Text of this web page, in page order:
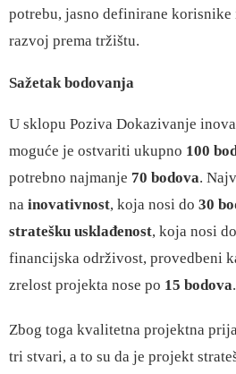
potrebu, jasno definirane
razvoj prema tržištu.
Sažetak bodovanja
U sklopu Poziva Dokazivanje
moguće je ostvariti ukupno 100
potrebno najmanje 70 bodova.
na inovativnost, koja nosi do 30
stratešku usklađenost, koja nosi do
financijska održivost, provedbeni
zrelost projekta nose po 15 bodova.
Zbog toga kvalitetna projektna
tri stvari, a to su da je projekt